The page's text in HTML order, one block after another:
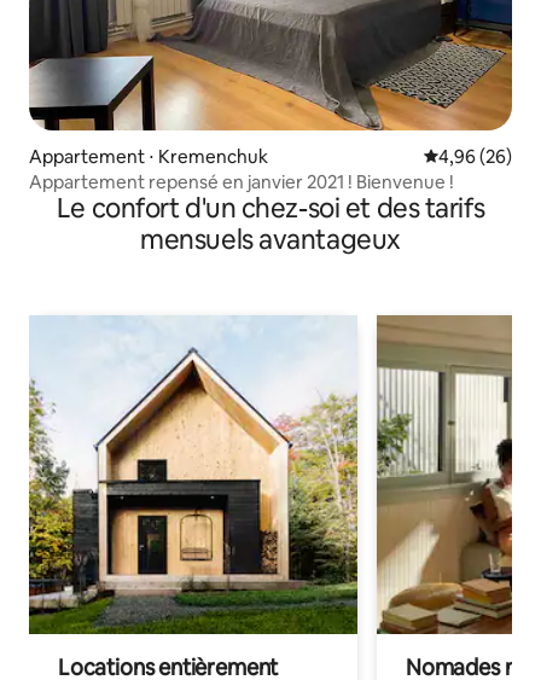
Appartement ⋅ Kremenchuk Évaluation
4,96 (26)
Appartement repensé en janvier 2021 ! Bienvenue !
Le confort d'un chez-soi et des tarifs
mensuels avantageux
Locations entièrement Nomades